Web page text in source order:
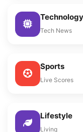
Technology
Tech News
Sports
Live Scores
Lifestyle
Living